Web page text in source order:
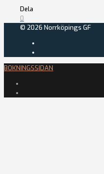
Dela
0
© 2026 Norrköpings GF
BOKNINGSSIDAN